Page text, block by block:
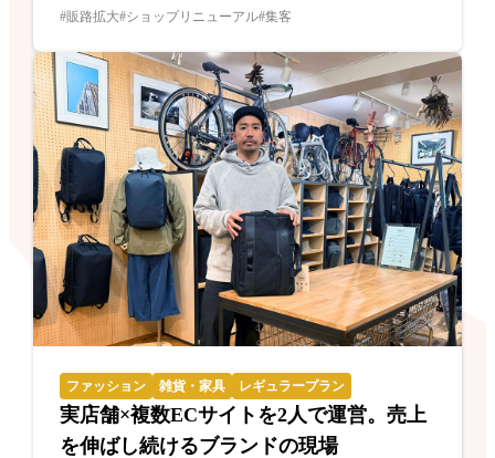
販路拡大 ショップリニューアル 集客
ファッション 雑貨・家具 レギュラープラン
実店舗×複数ECサイトを2人で運営。売上
を伸ばし続けるブランドの現場